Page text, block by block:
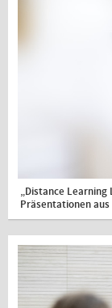
„Distance Learning
Präsentationen